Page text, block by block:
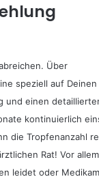
Über
speziell auf Deinen
und einen
kontinuierlich
die Tropfenanzahl
Rat! Vor
leidet oder